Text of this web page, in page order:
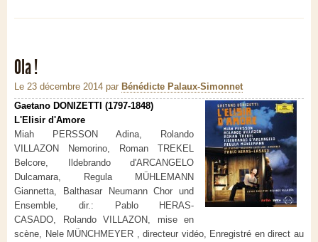
Ola !
Le 23 décembre 2014 par Bénédicte Palaux-Simonnet
Gaetano DONIZETTI (1797-1848)
L'Elisir d'Amore
Miah PERSSON Adina, Rolando
VILLAZON Nemorino, Roman TREKEL
Belcore, Ildebrando d'ARCANGELO
Dulcamara, Regula MÜHLEMANN
Giannetta, Balthasar Neumann Chor und
Ensemble, dir.: Pablo HERAS-
CASADO, Rolando VILLAZON, mise en
scène, Nele MÜNCHMEYER , directeur vidéo, Enregistré en direct au